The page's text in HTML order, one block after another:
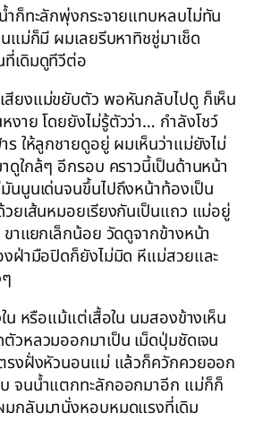
ำก็ทะลักพุ่งกระจายแทบหลบไม่ทัน
นแม่ก็มี ผมเลยรีบหาทิชชู่มาเช็ด
เดิมดูทีวีต่อ
ยงแม่ขยับตัว พอหันกลับไปดู ก็เห็น
าย โดยยังไม่รู้ตัวว่า… กำลังโชว์
ร ให้ลูกชายดูอยู่ ผมเห็นว่าแม่ยังไม่
ใกล้ๆ อีกรอบ คราวนี้เป็นด้านหน้า
นนูนเด่นจนขึ้นไปถึงหน้าท้องเป็น
ยเส้นหมอยเรียงกันเป็นแถว แม่อยู่
าแยกเล็กน้อย วัดดูจากข้างหน้า
งฝ่ามือปิดก็ยังไม่มิด หีแม่สวยและ
น หรือแม้แต่เสื้อใน นมสองข้างเห็น
วหลวมออกมาเป็น เม็ดปุ่มชัดเจน
รงฝั่งหัวนอนแม่ แล้วก็ควักควยออก
จนน้ำแตกทะลักออกมาอีก แม่ก็ก็
กลับมานั่งหอบหมดแรงที่เดิม